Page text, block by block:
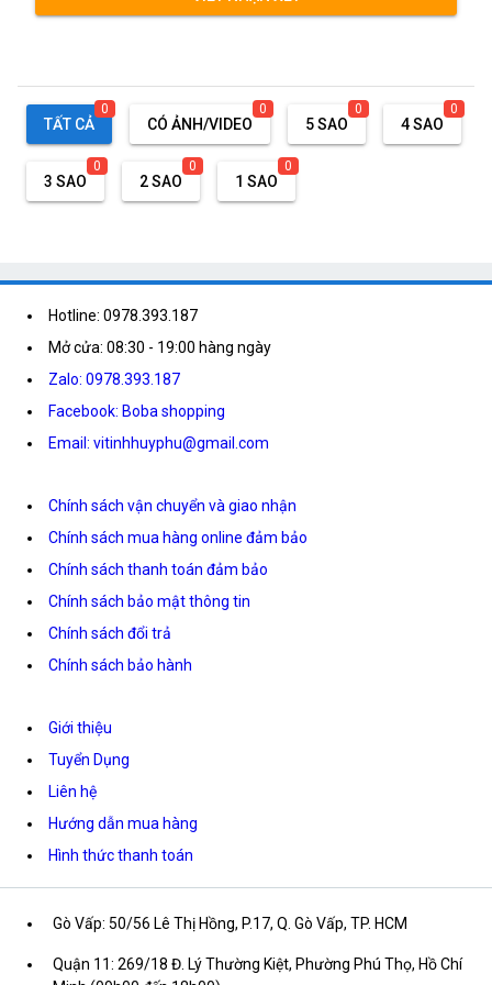
TẤT CẢ
0
CÓ ẢNH/VIDEO
0
5 SAO
0
4 SAO
0
3 SAO
0
2 SAO
0
1 SAO
0
Hotline: 0978.393.187
Mở cửa: 08:30 - 19:00 hàng ngày
Zalo: 0978.393.187
Facebook: Boba shopping
Email: vitinhhuyphu@gmail.com
Chính sách vận chuyển và giao nhận
Chính sách mua hàng online đảm bảo
Chính sách thanh toán đảm bảo
Chính sách bảo mật thông tin
Chính sách đổi trả
Chính sách bảo hành
Giới thiệu
Tuyển Dụng
Liên hệ
Hướng dẫn mua hàng
Hình thức thanh toán
Gò Vấp: 50/56 Lê Thị Hồng, P.17, Q. Gò Vấp, TP. HCM
Quận 11: 269/18 Đ. Lý Thường Kiệt, Phường Phú Thọ, Hồ Chí